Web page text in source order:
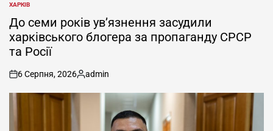
ОПУБЛІКУВАТИ
У
ХАРКІВ
До семи років ув’язнення засудили
харківського блогера за пропаганду СРСР
та Росії
on
6 Серпня, 2026
Опубліковано
admin